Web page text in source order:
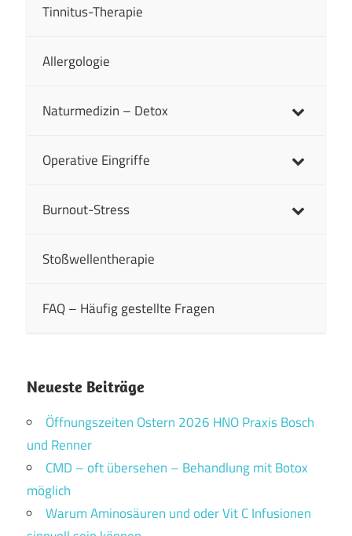
Tinnitus-Therapie
Allergologie
Naturmedizin – Detox
Operative Eingriffe
Burnout-Stress
Stoßwellentherapie
FAQ – Häufig gestellte Fragen
Neueste Beiträge
Öffnungszeiten Ostern 2026 HNO Praxis Bosch
und Renner
CMD – oft übersehen – Behandlung mit Botox
möglich
Warum Aminosäuren und oder Vit C Infusionen